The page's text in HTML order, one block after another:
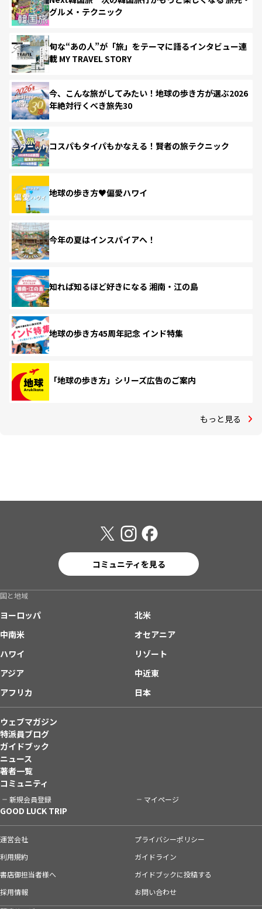
グルメ・テクニック
旬な“あの人”が「旅」をテーマに語るインタビュー連
載 MY TRAVEL STORY
今、こんな旅がしてみたい！地球の歩き方が選ぶ2026
年絶対行くべき旅先30
コスパもタイパもかなえる！賢者の旅テクニック
地球の歩き方♥偏愛ハワイ
今年の夏はインスパイアへ！
知れば知るほど好きになる 湘南・江の島
地球の歩き方45周年記念 インド特集
「地球の歩き方」シリーズ広告のご案内
もっと見る
コミュニティを見る
国と地域
ヨーロッパ
北米
中南米
オセアニア
ハワイ
リゾート
アジア
中近東
アフリカ
日本
ウェブマガジン
特派員ブログ
ガイドブック
ニュース
著者一覧
コミュニティ
新規会員登録 マイページ
GOOD LUCK TRIP
運営会社
プライバシーポリシー
利用規約
ガイドライン
書店御担当者様へ
ガイドブックに投稿する
採用情報
お問い合わせ